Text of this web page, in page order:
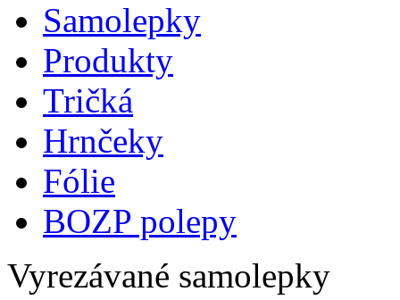
Samolepky
Produkty
Tričká
Hrnčeky
Fólie
BOZP polepy
Vyrezávané samolepky